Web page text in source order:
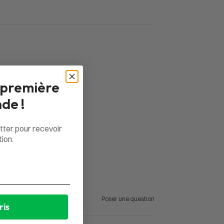
Poser une question
!
pour recevoir